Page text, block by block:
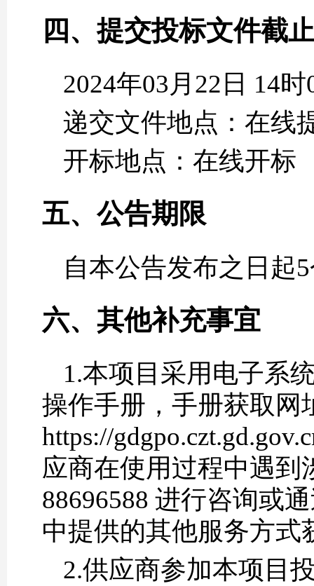
四、提交投标文件截
2024年03月22日 14
递交文件地点：在线
开标地点：在线开标
五、公告期限
自本公告发布之日起
六、其他补充事宜
1.本项目采用电子系
操作手册，手册获取网
https://
应商在使用过程中遇到
88696588 进行咨询或
中提供的其他服务方式
2.供应商参加本项目